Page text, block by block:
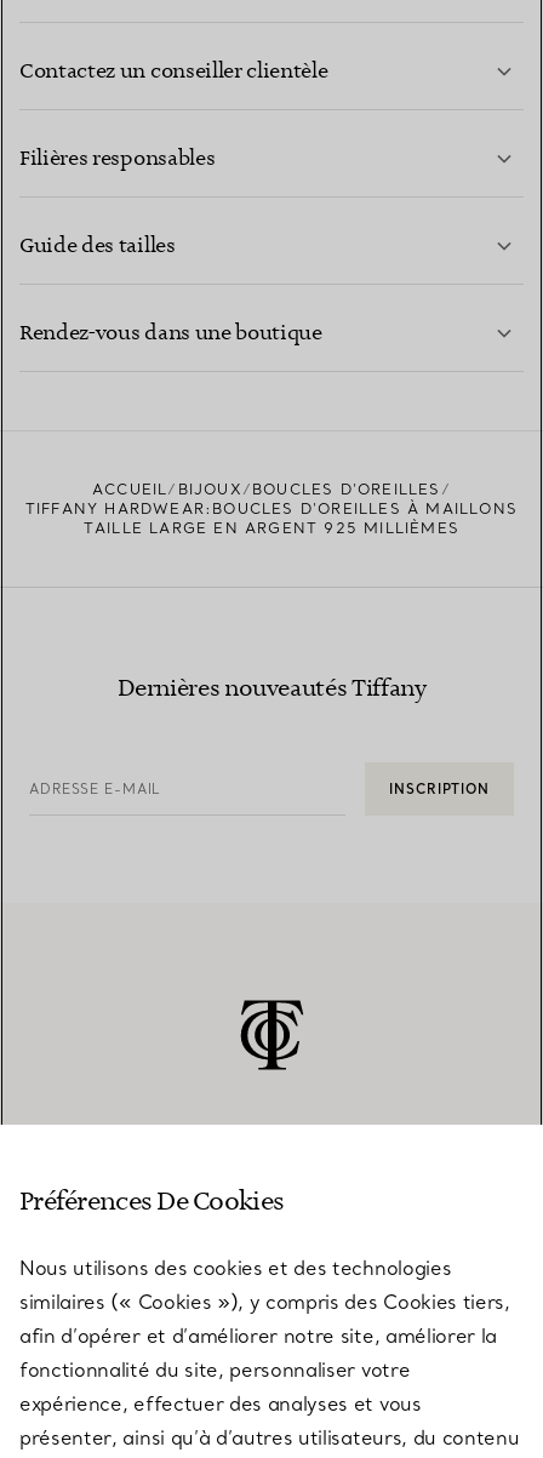
Contactez un conseiller clientèle
Filières responsables
Guide des tailles
Rendez-vous dans une boutique
TROUVEZ LA BOUTIQUE LA PLUS PROCHE
ACCUEIL BIJOUX
BOUCLES D’OREILLES
TIFFANY HARDWEAR:BOUCLES D’OREILLES À MAILLONS
TAILLE LARGE EN ARGENT 925 MILLIÈMES
Dernières nouveautés Tiffany
ADRESSE E-MAIL INSCRIPTION
SERVICES
À PROPOS
Préférences De Cookies
Nous utilisons des cookies et des technologies
similaires (« Cookies »), y compris des Cookies tiers,
afin d’opérer et d’améliorer notre site, améliorer la
fonctionnalité du site, personnaliser votre
expérience, effectuer des analyses et vous
présenter, ainsi qu’à d’autres utilisateurs, du contenu